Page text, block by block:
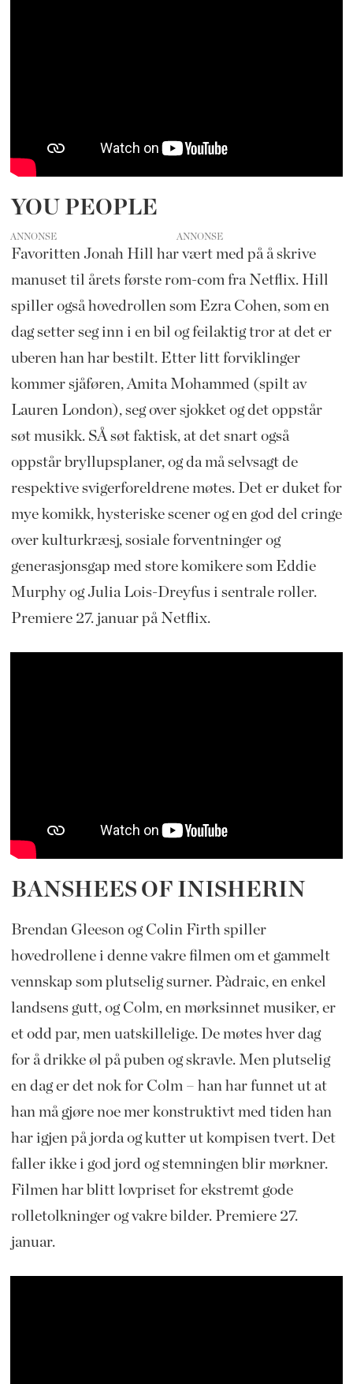
YOU PEOPLE
ANNONSE
Favoritten Jonah Hill har vært med på å skrive
manuset til årets første rom-com fra Netflix. Hill
spiller også hovedrollen som Ezra Cohen, som en
dag setter seg inn i en bil og feilaktig tror at det er
uberen han har bestilt. Etter litt forviklinger
kommer sjåføren, Amita Mohammed (spilt av
Lauren London), seg over sjokket og det oppstår
søt musikk. SÅ søt faktisk, at det snart også
oppstår bryllupsplaner, og da må selvsagt de
respektive svigerforeldrene møtes. Det er duket for
mye komikk, hysteriske scener og en god del cringe
over kulturkræsj, sosiale forventninger og
generasjonsgap med store komikere som Eddie
Murphy og Julia Lois-Dreyfus i sentrale roller.
Premiere 27. januar på Netflix.
BANSHEES OF INISHERIN
Brendan Gleeson og Colin Firth spiller
hovedrollene i denne vakre filmen om et gammelt
vennskap som plutselig surner. Pàdraic, en enkel
landsens gutt, og Colm, en mørksinnet musiker, er
et odd par, men uatskillelige. De møtes hver dag
for å drikke øl på puben og skravle. Men plutselig
en dag er det nok for Colm – han har funnet ut at
han må gjøre noe mer konstruktivt med tiden han
har igjen på jorda og kutter ut kompisen tvert. Det
faller ikke i god jord og stemningen blir mørkner.
Filmen har blitt lovpriset for ekstremt gode
rolletolkninger og vakre bilder. Premiere 27.
januar.